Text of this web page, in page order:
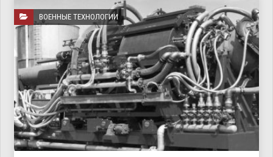
ВОЕННЫЕ ТЕХНОЛОГИИ